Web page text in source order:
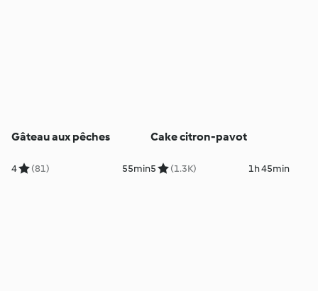
Gâteau aux pêches
4 (81) 55min
Cake citron-pavot
5 (1.3K) 1h 45min